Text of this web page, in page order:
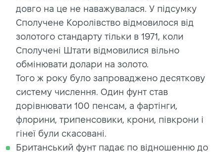
довго на це не наважувалася. У підсумку
Сполучене Королівство відмовилося від
золотого стандарту тільки в 1971, коли
Сполучені Штати відмовилися вільно
обмінювати долари на золото.
Того ж року було запроваджено десяткову
систему числення. Один фунт став
дорівнювати 100 пенсам, а фартінги,
флорини, трипенсовики, крони, півкрони і
гінеї були скасовані.
Британський фунт падає по відношенню до